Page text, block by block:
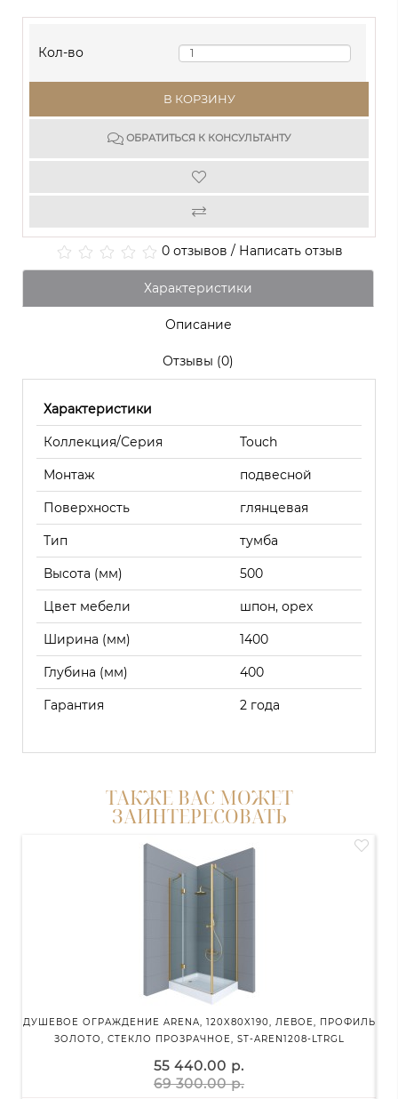
Кол-во
В КОРЗИНУ
ОБРАТИТЬСЯ К КОНСУЛЬТАНТУ
0 отзывов / Написать отзыв
Характеристики
Описание
Отзывы (0)
Характеристики
Коллекция/Серия Touch
Монтаж подвесной
Поверхность глянцевая
Тип тумба
Высота (мм) 500
Цвет мебели шпон, орех
Ширина (мм) 1400
Глубина (мм) 400
Гарантия 2 года
ТАКЖЕ ВАС МОЖЕТ
ЗАИНТЕРЕСОВАТЬ
ДУШЕВОЕ ОГРАЖДЕНИЕ ARENA, 120X80X190, ЛЕВОЕ, ПРОФИЛЬ
ЗОЛОТО, СТЕКЛО ПРОЗРАЧНОЕ, ST-AREN1208-LTRGL
55 440.00 р.
69 300.00 р.